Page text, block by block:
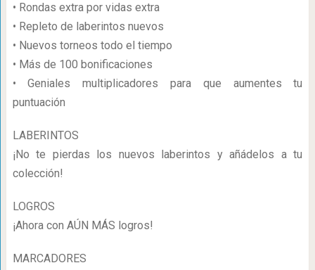
• Rondas extra por vidas extra
• Repleto de laberintos nuevos
• Nuevos torneos todo el tiempo
• Más de 100 bonificaciones
• Geniales multiplicadores para que aumentes tu
puntuación
LABERINTOS
¡No te pierdas los nuevos laberintos y añádelos a tu
colección!
LOGROS
¡Ahora con AÚN MÁS logros!
MARCADORES